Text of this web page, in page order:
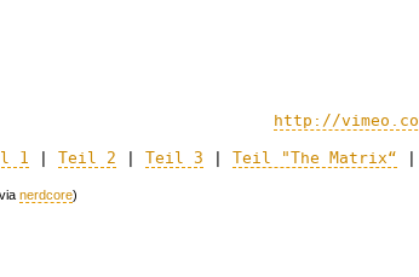
http://
1 Teil 2 Teil 3 Teil "The Matrix“
nerdcore)